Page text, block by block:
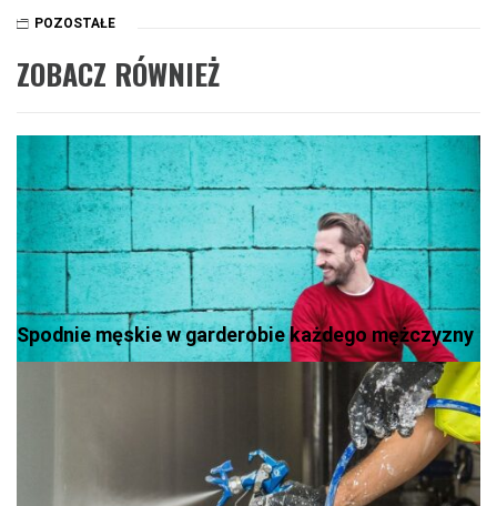
POZOSTAŁE
ZOBACZ RÓWNIEŻ
Spodnie męskie w garderobie każdego mężczyzny